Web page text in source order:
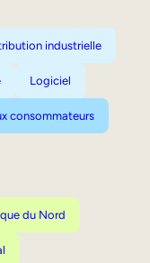
industrielle
Logiciel
consommateurs
du Nord